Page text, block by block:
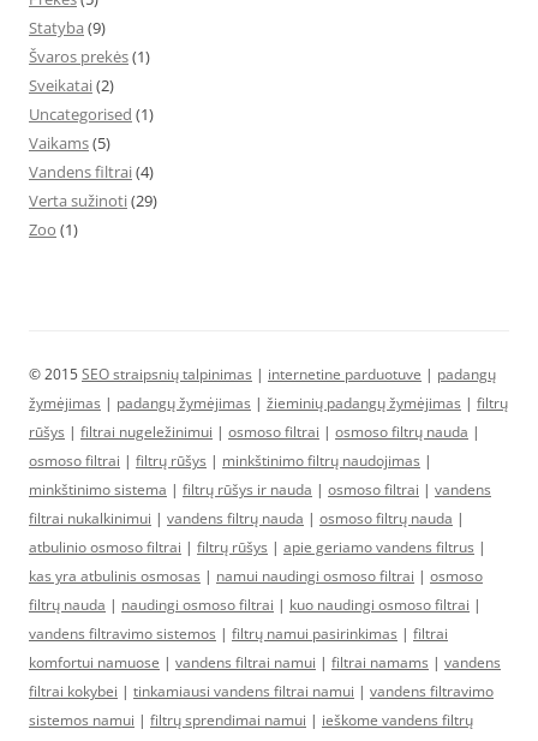
Statyba (9)
Švaros prekės(1)
Sveikatai(2)
Uncategorised (1)
Vaikams(5)
Vandens filtrai(4)
Verta sužinoti(29)
Zoo (1)
© 2015SEO straipsnių talpinimas | internetine parduotuve | padangų
žymėjimas | padangų žymėjimas | žieminių padangų žymėjimas | filtrų
rūšys | filtrai nugeležinimui | osmoso filtrai | osmoso filtrų nauda |
osmoso filtrai | filtrų rūšys | minkštinimo filtrų naudojimas |
minkštinimo sistema | filtrų rūšys ir nauda | osmoso filtrai | vandens
filtrai nukalkinimui | vandens filtrų nauda | osmoso filtrų nauda |
atbulinio osmoso filtrai | filtrų rūšys | apie geriamo vandens filtrus |
kas yra atbulinis osmosas | namui naudingi osmoso filtrai | osmoso
filtrų nauda | naudingi osmoso filtrai | kuo naudingi osmoso filtrai |
vandens filtravimo sistemos | filtrų namui pasirinkimas | filtrai
komfortui namuose | vandens filtrai namui | filtrai namams | vandens
filtrai kokybei | tinkamiausi vandens filtrai namui | vandens filtravimo
sistemos namui | filtrų sprendimai namui | ieškome vandens filtrų